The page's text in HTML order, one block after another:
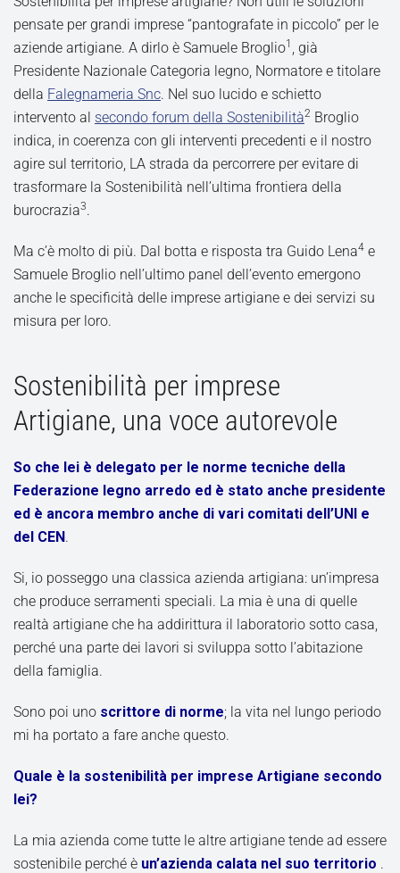
pensate per grandi imprese “pantografate in piccolo” per le
aziende artigiane. A dirlo è Samuele Broglio1 , già
Presidente Nazionale Categoria legno, Normatore e titolare
della Falegnameria Snc. Nel suo lucido e schietto
intervento al secondo forum della Sostenibilità2 Broglio
indica, in coerenza con gli interventi precedenti e il nostro
agire sul territorio, LA strada da percorrere per evitare di
trasformare la Sostenibilità nell’ultima frontiera della
burocrazia3.
Ma c’è molto di più. Dal botta e risposta tra Guido Lena4 e
Samuele Broglio nell’ultimo panel dell’evento emergono
anche le specificità delle imprese artigiane e dei servizi su
misura per loro.
Sostenibilità per imprese
Artigiane, una voce autorevole
So che lei è delegato per le norme tecniche della
Federazione legno arredo ed è stato anche presidente
ed è ancora membro anche di vari comitati dell’UNI e
del CEN.
Si, io posseggo una classica azienda artigiana: un’impresa
che produce serramenti speciali. La mia è una di quelle
realtà artigiane che ha addirittura il laboratorio sotto casa,
perché una parte dei lavori si sviluppa sotto l’abitazione
della famiglia.
Sono poi uno scrittore di norme; la vita nel lungo periodo
mi ha portato a fare anche questo.
Quale è la sostenibilità per imprese Artigiane secondo
lei?
La mia azienda come tutte le altre artigiane tende ad essere
sostenibile perché è un’azienda calata nel suo territorio .